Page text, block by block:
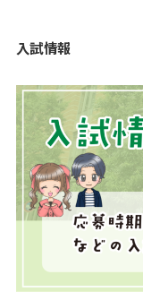
入試情報